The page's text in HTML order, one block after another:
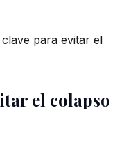
clave para evitar el
el colapso